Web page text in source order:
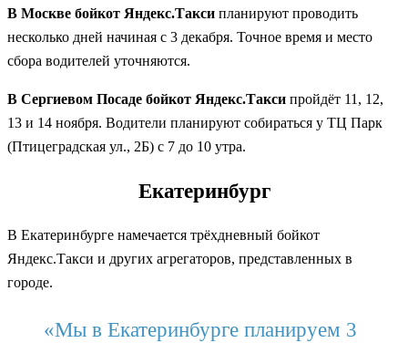
В Москве бойкот Яндекс.Такси планируют проводить
несколько дней начиная с 3 декабря. Точное время и место
сбора водителей уточняются.
В Сергиевом Посаде бойкот Яндекс.Такси пройдёт 11, 12,
13 и 14 ноября. Водители планируют собираться у ТЦ Парк
(Птицеградская ул., 2Б) с 7 до 10 утра.
Екатеринбург
В Екатеринбурге намечается трёхдневный бойкот
Яндекс.Такси и других агрегаторов, представленных в
городе.
«Мы в Екатеринбурге планируем 3